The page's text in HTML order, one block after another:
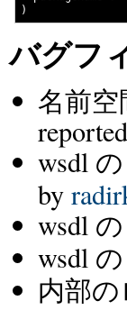
バグフ
名前
wsdl
by
wsdl
wsdl
内部